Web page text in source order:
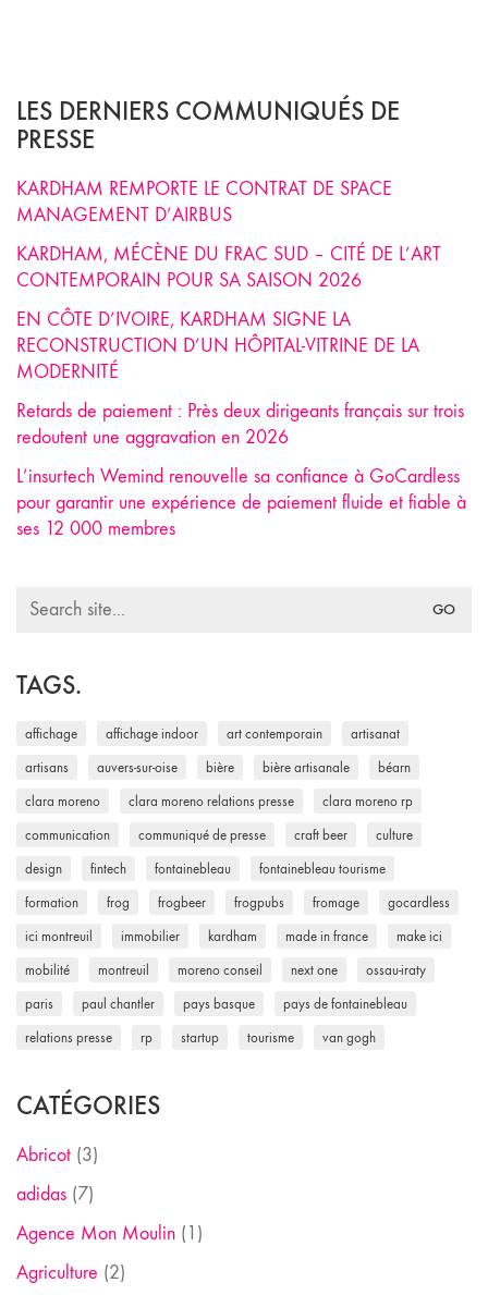
LES DERNIERS COMMUNIQUÉS DE
PRESSE
KARDHAM REMPORTE LE CONTRAT DE SPACE
MANAGEMENT D’AIRBUS
KARDHAM, MÉCÈNE DU FRAC SUD – CITÉ DE L’ART
CONTEMPORAIN POUR SA SAISON 2026
EN CÔTE D’IVOIRE, KARDHAM SIGNE LA
RECONSTRUCTION D’UN HÔPITAL-VITRINE DE LA
MODERNITÉ
Retards de paiement : Près deux dirigeants français sur trois
redoutent une aggravation en 2026
L’insurtech Wemind renouvelle sa confiance à GoCardless
pour garantir une expérience de paiement fluide et fiable à
ses 12 000 membres
Search
TAGS.
affichage affichage indoor art contemporain artisanat
artisans auvers-sur-oise bière bière artisanale béarn
clara moreno clara moreno relations presse clara moreno rp
communication communiqué de presse craft beer culture
design fintech fontainebleau fontainebleau tourisme
formation frog frogbeer frogpubs fromage gocardless
ici montreuil immobilier kardham made in france make ici
mobilité montreuil moreno conseil next one ossau-iraty
paris paul chantler pays basque pays de fontainebleau
relations presse rp startup tourisme van gogh
CATÉGORIES
Abricot (3)
adidas (7)
Agence Mon Moulin (1)
Agriculture (2)